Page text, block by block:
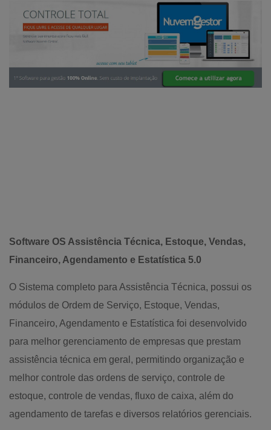
Software OS Assistência Técnica, Estoque, Vendas,
Financeiro, Agendamento e Estatística 5.0
O Sistema completo para Assistência Técnica, possui os
módulos de Ordem de Serviço, Estoque, Vendas,
Financeiro, Agendamento e Estatística foi desenvolvido
para melhor gerenciamento de empresas que prestam
assistência técnica em geral, permitindo organização e
melhor controle das ordens de serviço, controle de
estoque, controle de vendas, fluxo de caixa, além do
agendamento de tarefas e diversos relatórios gerenciais.